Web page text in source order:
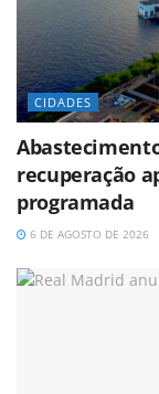
CIDADES
recuperação
programada
6 DE AGOSTO DE 2026